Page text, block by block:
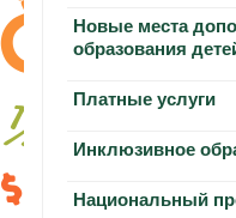
Новые места
образования
Платные услуги
Инклюзивное
Национальный